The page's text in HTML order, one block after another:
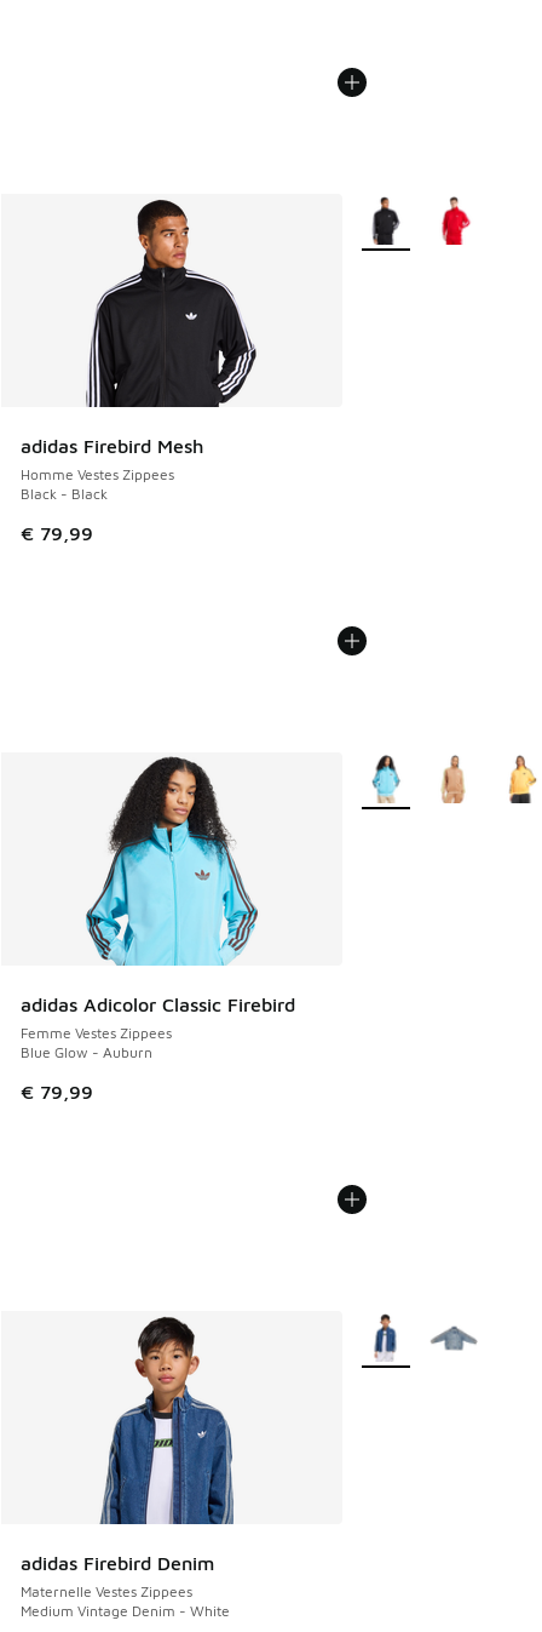
adidas Firebird Mesh
Homme Vestes Zippees
Black - Black
€ 79,99
Plus de couleurs
adidas Adicolor Classic Firebird
Femme Vestes Zippees
Blue Glow - Auburn
€ 79,99
Plus de couleurs
adidas Firebird Denim
Maternelle Vestes Zippees
Medium Vintage Denim - White
Plus de couleurs